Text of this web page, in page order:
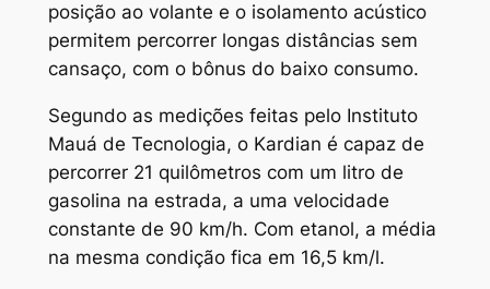
posição ao volante e o isolamento acústico
permitem percorrer longas distâncias sem
cansaço, com o bônus do baixo consumo.
Segundo as medições feitas pelo Instituto
Mauá de Tecnologia, o Kardian é capaz de
percorrer 21 quilômetros com um litro de
gasolina na estrada, a uma velocidade
constante de 90 km/h. Com etanol, a média
na mesma condição fica em 16,5 km/l.